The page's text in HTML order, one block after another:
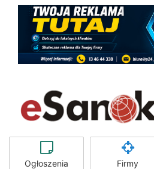
Ogłoszenia Firmy